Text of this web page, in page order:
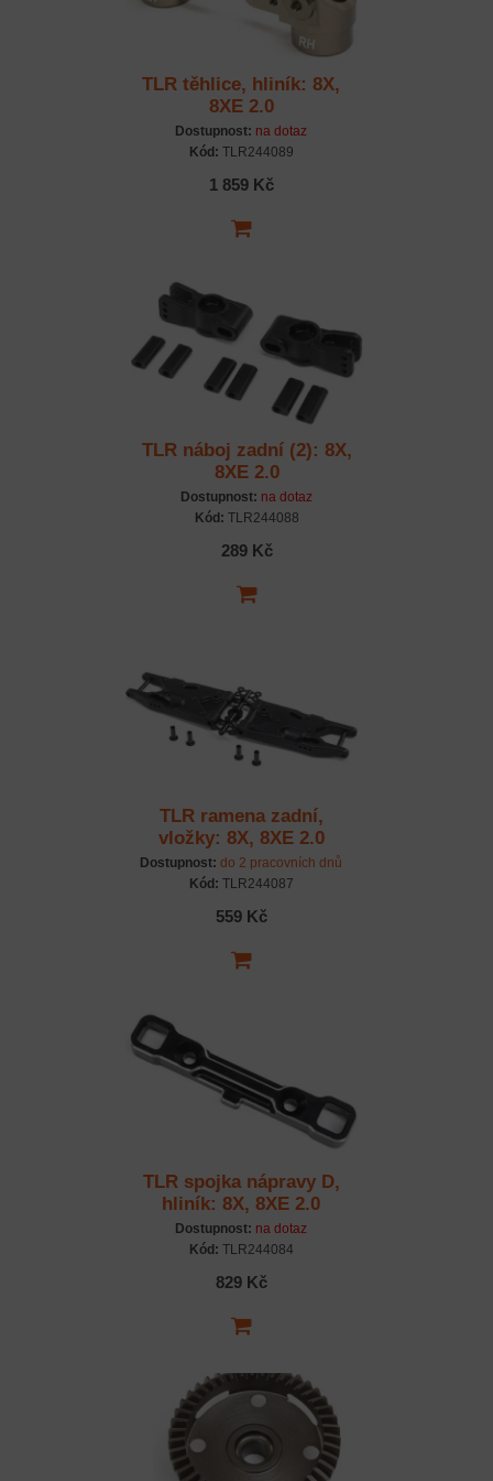
TLR těhlice, hliník: 8X,
8XE 2.0
Dostupnost: na dotaz
Kód: TLR244089
1 859 Kč
TLR náboj zadní (2): 8X,
8XE 2.0
Dostupnost: na dotaz
Kód: TLR244088
289 Kč
TLR ramena zadní,
vložky: 8X, 8XE 2.0
Dostupnost: do 2 pracovních dnů
Kód: TLR244087
559 Kč
TLR spojka nápravy D,
hliník: 8X, 8XE 2.0
Dostupnost: na dotaz
Kód: TLR244084
829 Kč